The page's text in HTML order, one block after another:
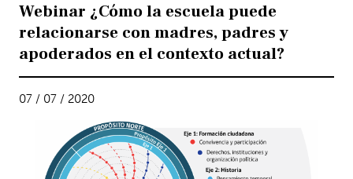
Webinar ¿Cómo la escuela puede
relacionarse con madres, padres y
apoderados en el contexto actual?
07 / 07 / 2020